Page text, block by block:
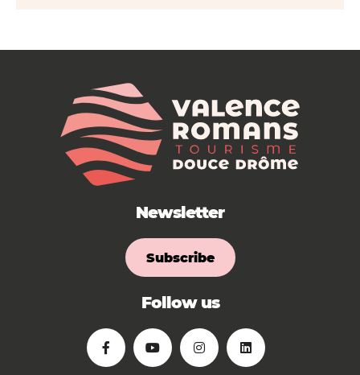
Newsletter
Subscribe
Follow us